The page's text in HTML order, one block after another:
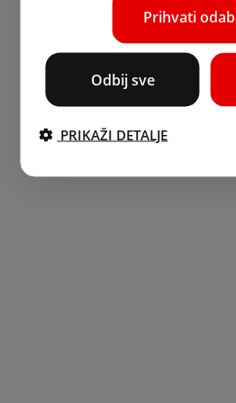
Prihvati
Odbij sve
PRIKAŽI DETALJE